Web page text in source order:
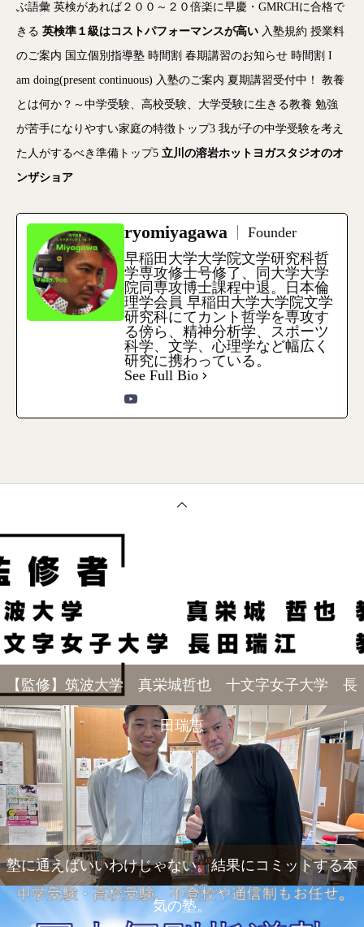
ぶ語彙 英検があれば２００～２０倍楽に早慶・GMRCHに合格で
きる 英検準１級はコストパフォーマンスが高い 入塾規約 授業料
のご案内 国立個別指導塾 時間割 春期講習のお知らせ 時間割 I
am doing(present continuous) 入塾のご案内 夏期講習受付中！
教養
とは何か？～中学受験、高校受験、大学受験に生きる教養 勉強
が苦手になりやすい家庭の特徴トップ3 我が子の中学受験を考え
た人がするべき準備トップ5 立川の溶岩ホットヨガスタジオのオ
ンザショア
ryomiyagawa
Founder
早稲田大学大学院文学研究科哲
学専攻修士号修了、同大学大学
院同専攻博士課程中退。日本倫
理学会員 早稲田大学大学院文学
研究科にてカント哲学を専攻す
る傍ら、精神分析学、スポーツ
科学、文学、心理学など幅広く
研究に携わっている。
See Full Bio
【監修】筑波大学 真栄城哲也 十文字女子大学 長
田瑞恵
塾に通えばいいわけじゃない。結果にコミットする本
気の塾。